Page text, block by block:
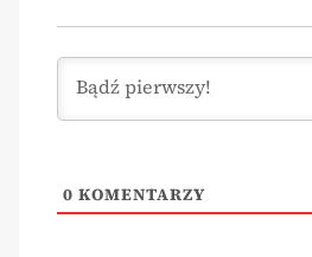
0 KOMENTARZY